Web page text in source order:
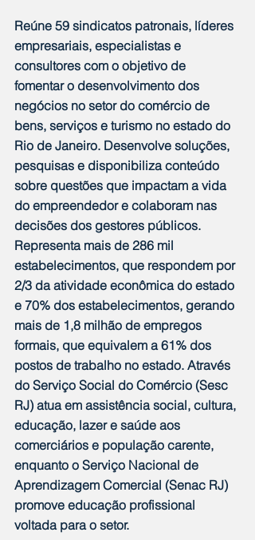
Reúne 59 sindicatos patronais, líderes
empresariais, especialistas e
consultores com o objetivo de
fomentar o desenvolvimento dos
negócios no setor do comércio de
bens, serviços e turismo no estado do
Rio de Janeiro. Desenvolve soluções,
pesquisas e disponibiliza conteúdo
sobre questões que impactam a vida
do empreendedor e colaboram nas
decisões dos gestores públicos.
Representa mais de 286 mil
estabelecimentos, que respondem por
2/3 da atividade econômica do estado
e 70% dos estabelecimentos, gerando
mais de 1,8 milhão de empregos
formais, que equivalem a 61% dos
postos de trabalho no estado. Através
do Serviço Social do Comércio (Sesc
RJ) atua em assistência social, cultura,
educação, lazer e saúde aos
comerciários e população carente,
enquanto o Serviço Nacional de
Aprendizagem Comercial (Senac RJ)
promove educação profissional
voltada para o setor.